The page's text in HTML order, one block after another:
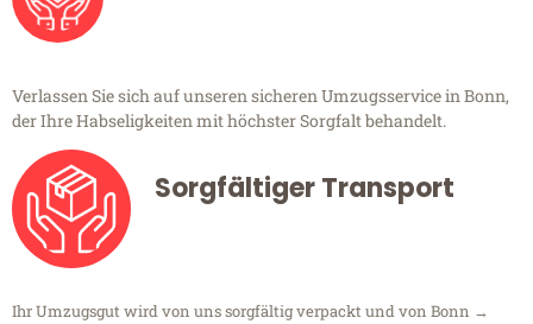
Verlassen Sie sich auf unseren sicheren Umzugsservice in Bonn,
der Ihre Habseligkeiten mit höchster Sorgfalt behandelt.
Sorgfältiger Transport
Ihr Umzugsgut wird von uns sorgfältig verpackt und von Bonn →